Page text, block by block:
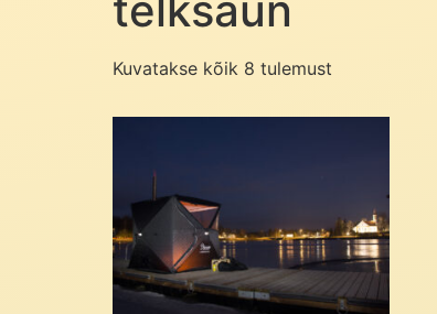
Kuvatakse kõik 8 tulemust